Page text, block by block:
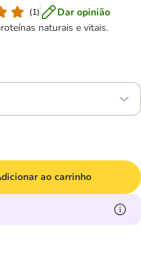
(1)
Dar opinião
naturais e vitais.
ao carrinho